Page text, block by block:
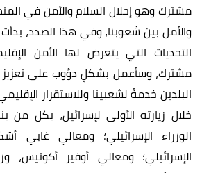
مشترك وهو إحلال السلام والأمن في
والأمل بين شعوبنا، وفي هذا الصدد،
التحديات التي يتعرض لها الأمن
مشترك، وسأعمل بشكلٍ دؤوب على تعزيز
البلدين خدمةً لشعبينا وللاستقرار
خلال زيارته الأولى لإسرائيل، بكل من
الوزراء الإسرائيلي؛ ومعالي غابي
الإسرائيلي؛ ومعالي أوفير أكونيس،